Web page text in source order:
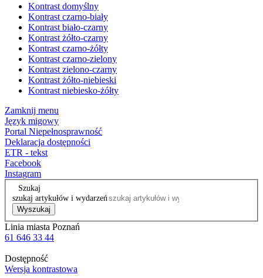
Kontrast domyślny
Kontrast czarno-biały
Kontrast biało-czarny
Kontrast żółto-czarny
Kontrast czarno-żółty
Kontrast czarno-zielony
Kontrast zielono-czarny
Kontrast żółto-niebieski
Kontrast niebiesko-żółty
Zamknij menu
Język migowy
Portal Niepełnosprawność
Deklaracja dostępności
ETR - tekst
Facebook
Instagram
Szukaj
szukaj artykułów i wydarzeń
Wyszukaj
Linia miasta Poznań
61 646 33 44
Dostępność
Wersja kontrastowa